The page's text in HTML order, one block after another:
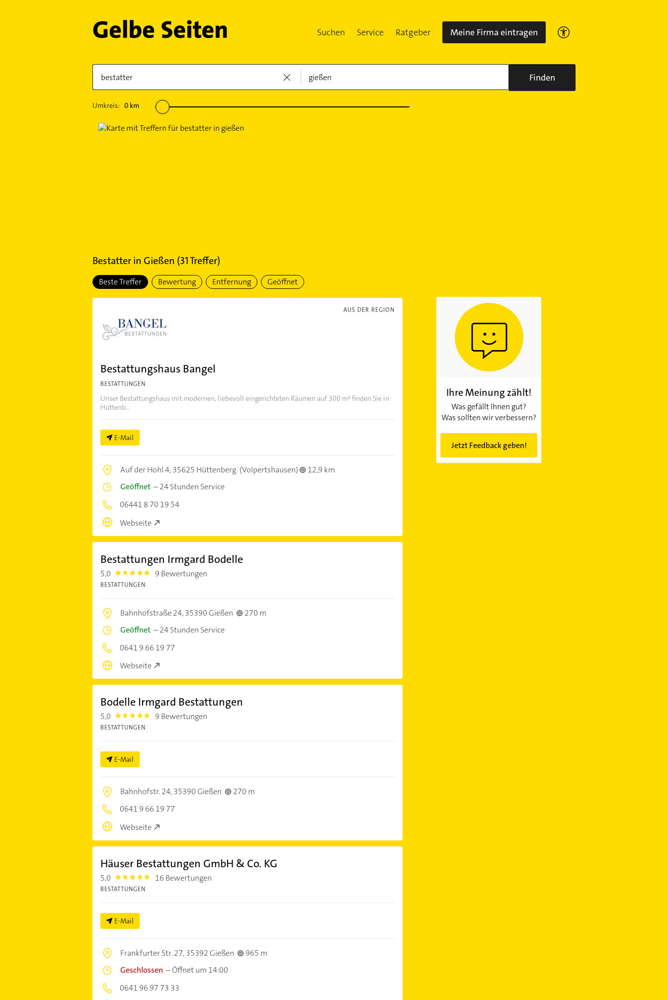
Suchen Service Ratgeber Meine Firma eintragen
Finden
Umkreis: 0km
Bestatterin Gießen (31Treffer)
Beste Treffer Bewertung Entfernung Geöffnet
AUS DER REGION
Bestattungshaus Bangel
BESTATTUNGEN
Unser Bestattungshaus mit modernen, liebevoll eingerichteten Räumen auf 300 m² finden Sie in
Hüttenb...
E-Mail
Auf der Hohl 4,35625 Hüttenberg (Volpertshausen)
12,9 km
Geöffnet–24 Stunden Service
06441 8 70 19 54
Webseite
Bestattungen Irmgard Bodelle
5,0 5.0 9 Bewertungen
BESTATTUNGEN
Bahnhofstraße 24,35390 Gießen
270 m
Geöffnet–24 Stunden Service
0641 9 66 19 77
Webseite
Bodelle Irmgard Bestattungen
5,0 5.0 9 Bewertungen
BESTATTUNGEN
E-Mail
Bahnhofstr. 24,35390 Gießen
270 m
0641 9 66 19 77
Webseite
Häuser Bestattungen GmbH & Co. KG
5,0 5.0 16 Bewertungen
BESTATTUNGEN
E-Mail
Frankfurter Str. 27,35392 Gießen
965 m
Geschlossen –Öffnet um 14:00
0641 96 97 73 33
Ihre Meinung zählt!
Was gefällt Ihnen gut?
Was sollten wir verbessern?
Jetzt Feedback geben!